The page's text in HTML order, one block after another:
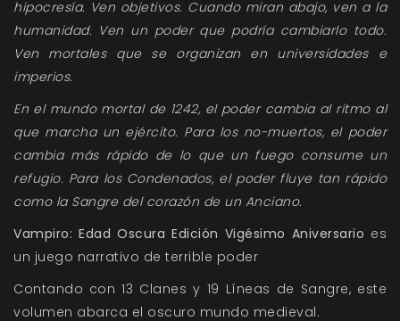
hipocresía. Ven objetivos. Cuando miran abajo, ven a la
humanidad. Ven un poder que podría cambiarlo todo.
Ven mortales que se organizan en universidades e
imperios.
En el mundo mortal de 1242, el poder cambia al ritmo al
que marcha un ejército. Para los no-muertos, el poder
cambia más rápido de lo que un fuego consume un
refugio. Para los Condenados, el poder fluye tan rápido
como la Sangre del corazón de un Anciano.
Vampiro: Edad Oscura Edición Vigésimo Aniversario es
un juego narrativo de terrible poder
Contando con 13 Clanes y 19 Líneas de Sangre, este
volumen abarca el oscuro mundo medieval.